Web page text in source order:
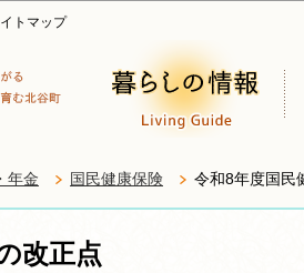
トマップ
年金 国民健康保険 令和8年度国民
改正点